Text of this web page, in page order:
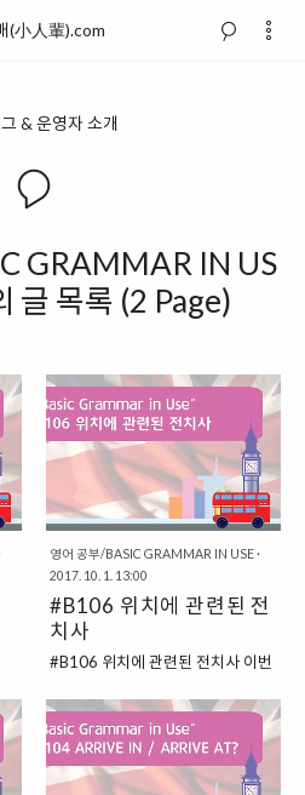
(小人輩).com
& 운영자 소개
GRAMMAR IN US
글 목록 (2 Page)
영어 공부/BASIC GRAMMAR IN USE·
2017. 10. 1. 13:00
#B106 위치에 관련된 전
치사
#B106 위치에 관련된 전치사 이번
야기를 해보도록 하겠습니다. 이번
에는 다양한 전치사에 대해서 살펴
보도록 할 것인데요. 특히 위치와 관
련된 전치사에 대해서 살펴보도록